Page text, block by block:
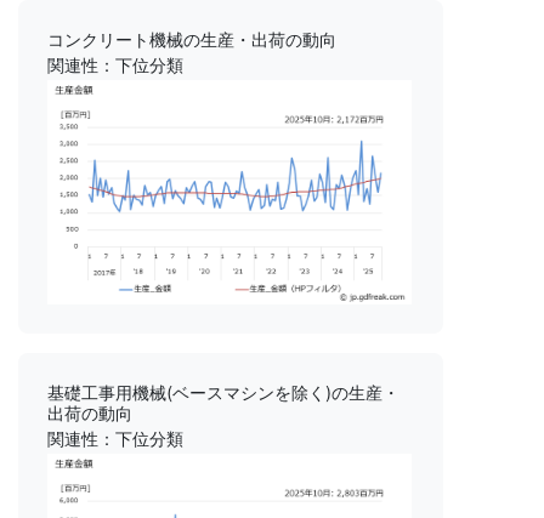
コンクリート機械の生産・出荷の動向
関連性：下位分類
基礎工事用機械(ベースマシンを除く)の生産・
出荷の動向
関連性：下位分類